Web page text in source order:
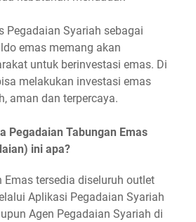
Pegadaian Syariah sebagai
emas memang akan
untuk berinvestasi emas. Di
melakukan investasi emas
aman dan terpercaya.
Pegadaian Tabungan Emas
ini apa?
Emas tersedia diseluruh outlet
Aplikasi Pegadaian Syariah
Agen Pegadaian Syariah di